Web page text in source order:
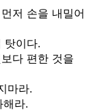
저 손을 내밀어
탓이다.
다 편한 것을
마라.
라.